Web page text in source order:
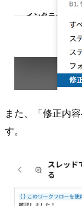
また、「修正内
す。